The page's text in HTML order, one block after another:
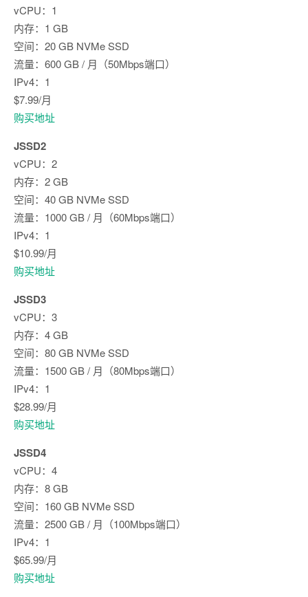
vCPU：1
内存：1 GB
空间：20 GB NVMe SSD
流量：600 GB / 月（50Mbps端口）
IPv4：1
$7.99/月
购买地址
JSSD2
vCPU：2
内存：2 GB
空间：40 GB NVMe SSD
流量：1000 GB / 月（60Mbps端口）
IPv4：1
$10.99/月
购买地址
JSSD3
vCPU：3
内存：4 GB
空间：80 GB NVMe SSD
流量：1500 GB / 月（80Mbps端口）
IPv4：1
$28.99/月
购买地址
JSSD4
vCPU：4
内存：8 GB
空间：160 GB NVMe SSD
流量：2500 GB / 月（100Mbps端口）
IPv4：1
$65.99/月
购买地址